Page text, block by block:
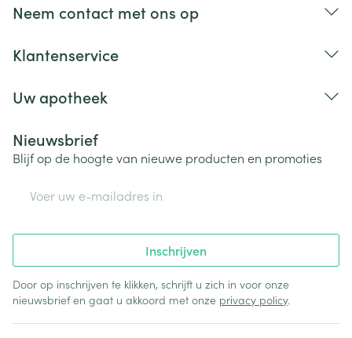
Neem contact met ons op
Klantenservice
Uw apotheek
Nieuwsbrief
Blijf op de hoogte van nieuwe producten en promoties
Inschrijven
Door op inschrijven te klikken, schrijft u zich in voor onze
nieuwsbrief en gaat u akkoord met onze privacy policy.